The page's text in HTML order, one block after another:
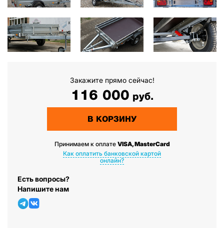
Закажите прямо сейчас!
116 000 руб.
В КОРЗИНУ
Принимаем к оплате VISA, MasterCard
Как оплатить банковской картой
онлайн?
Есть вопросы?
Напишите нам